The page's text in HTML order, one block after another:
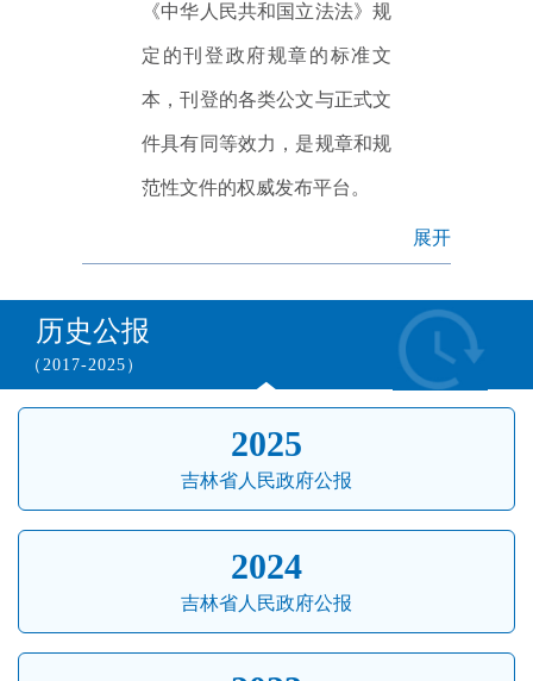
《中华人民共和国立法法》规
定的刊登政府规章的标准文
本，刊登的各类公文与正式文
件具有同等效力，是规章和规
范性文件的权威发布平台。
展开
历史公报
（2017-2025）
2025
吉林省人民政府公报
2024
吉林省人民政府公报